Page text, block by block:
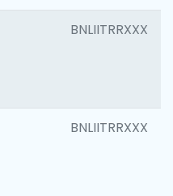
BNLIITRRXXX
BNLIITRRXXX